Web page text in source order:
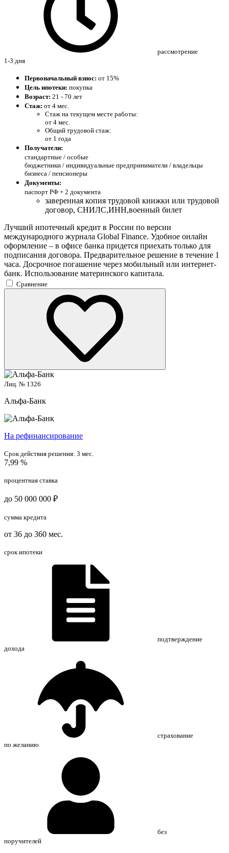
рассмотрение
1-3 дня
Первоначальный взнос: от 15%
Цель ипотеки: покупка
Возраст: 21 - 70 лет
Стаж: от 4 мес.
Стаж на текущем месте работы:
от 4 мес.
Общий трудовой стаж:
от 1 года
Получатели:
стандартные / особые
бюджетники / индивидуальные предприниматели / владельцы
бизнеса / пенсионеры
Документы:
паспорт РФ + 2 документа
заверенная копия трудовой книжки или трудовой
договор, СНИЛС,ИНН,военный билет
Лучший ипотечный кредит в России по версии
международного журнала Global Finance. Удобное онлайн
оформление – в офисе банка придется приехать только для
подписания договора. Предварительное решение в течение 1
часа. Досрочное погашение через мобильный или интернет-
банк. Использование материнского капитала.
Сравнение
Лиц. № 1326
Альфа-Банк
На рефинансирование
Срок действия решения: 3 мес.
7,99 %
процентная ставка
до 50 000 000 ₽
сумма кредита
от 36 до 360 мес.
срок ипотеки
подтверждение
дохода
страхование
по желанию
без
поручителей